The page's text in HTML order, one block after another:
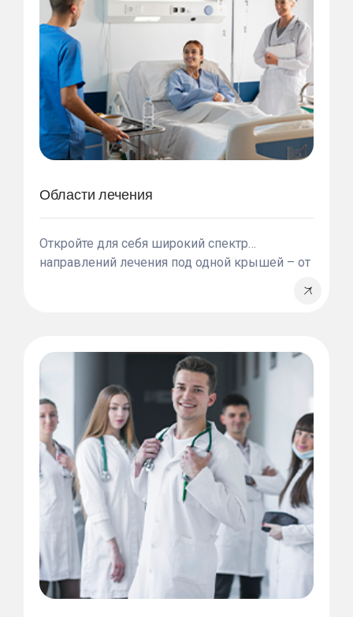
Области лечения
Откройте для себя широкий спектр
направлений лечения под одной крышей – от
специально для вас.